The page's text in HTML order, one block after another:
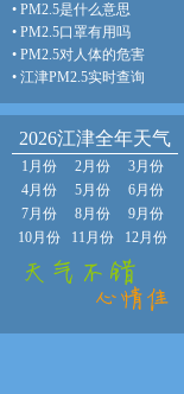
• PM2.5是什么意思
• PM2.5口罩有用吗
• PM2.5对人体的危害
• 江津PM2.5实时查询
2026江津全年天气
1月份 2月份
3月份
4月份
5月份
6月份
7月份
8月份
9月份
10月份
11月份 12月份